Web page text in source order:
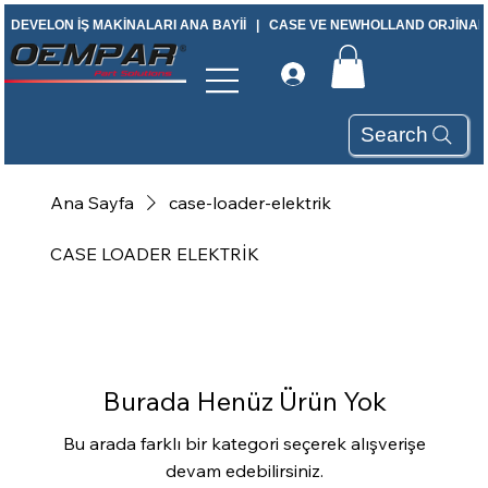
DEVELON İŞ MAKİNALARI ANA BAYİİ   |   CASE VE NEWHOLLAND
Search
Ana Sayfa case-loader-elektrik
CASE LOADER ELEKTRİK
Burada Henüz Ürün Yok
Bu arada farklı bir kategori seçerek alışverişe
devam edebilirsiniz.